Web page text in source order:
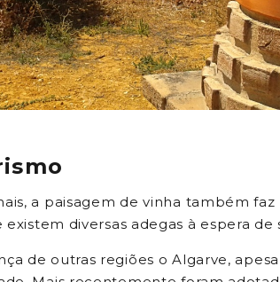
a paisagem de vinha também
diversas adegas à espera de
de outras regiões o Algarve,